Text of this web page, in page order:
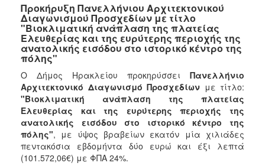
2023
2022
2021
2020
2019
2018
2017
2016
2015
Προκήρυξη Πανελλήνιου Αρχιτεκτονικού
Διαγωνισμού Προσχεδίων με τίτλο
"Βιοκλιματική ανάπλαση της πλατείας
Ελευθερίας και της ευρύτερης περιοχής της
ανατολικής εισόδου στο ιστορικό κέντρο της
πόλης"
Ο Δήμος Ηρακλείου προκηρύσσει Πανελλήνιο
Αρχιτεκτονικό Διαγωνισμό Προσχεδίων με τίτλο:
"Βιοκλιματική ανάπλαση της πλατείας
Ελευθερίας και της ευρύτερης περιοχής της
ανατολικής εισόδου στο ιστορικό κέντρο της
πόλης", με ύψος βραβείων εκατόν μία χιλιάδες
πεντακόσια εβδομήντα δύο ευρώ και έξι λεπτά
(101.572,06€) με ΦΠΑ 24%.